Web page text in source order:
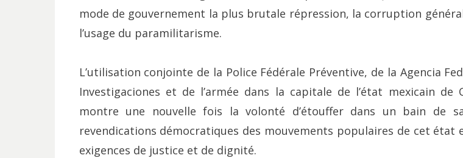
mode de gouvernement la plus brutale répression, la corruption
l’usage du paramilitarisme.
L’utilisation conjointe de la Police Fédérale Préventive, de la Agencia
Investigaciones et de l’armée dans la capitale de l’état mexicain de
montre une nouvelle fois la volonté d’étouffer dans un bain de
revendications démocratiques des mouvements populaires de cet état
exigences de justice et de dignité.